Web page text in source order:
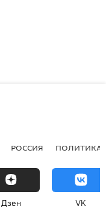
РОССИЯ ПОЛИТИКА
Дзен VK